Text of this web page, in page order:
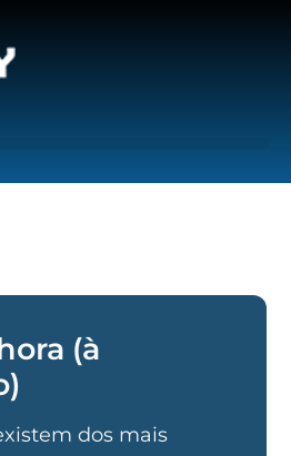
(à
dos mais